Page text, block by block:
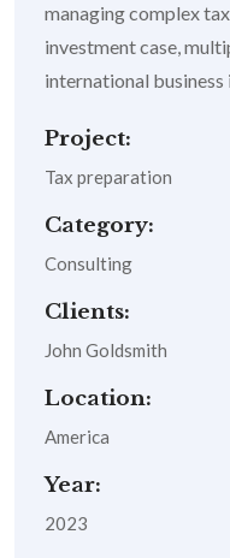
managing complex
investment case,
international business
Project:
Tax preparation
Category:
Consulting
Clients:
John Goldsmith
Location:
America
Year:
2023